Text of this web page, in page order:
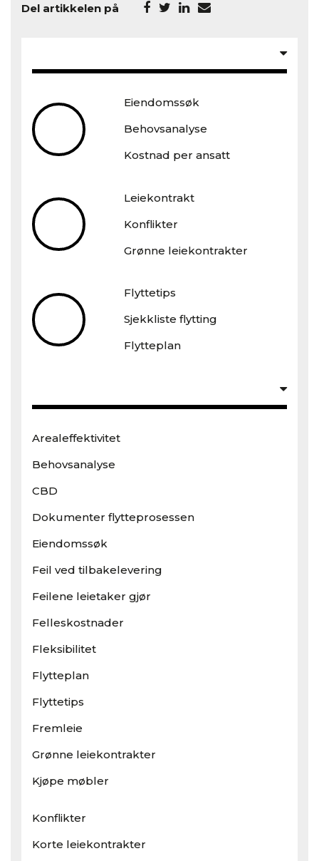
Del artikkelen på
Eiendomssøk
Behovsanalyse
Kostnad per ansatt
Leiekontrakt
Konflikter
Grønne leiekontrakter
Flyttetips
Sjekkliste flytting
Flytteplan
Arealeffektivitet
Behovsanalyse
CBD
Dokumenter flytteprosessen
Eiendomssøk
Feil ved tilbakelevering
Feilene leietaker gjør
Felleskostnader
Fleksibilitet
Flytteplan
Flyttetips
Fremleie
Grønne leiekontrakter
Kjøpe møbler
Konflikter
Korte leiekontrakter